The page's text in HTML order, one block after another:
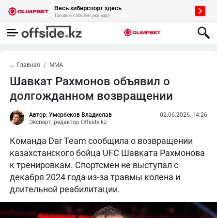
← Главная MMA
Шавкат Рахмонов объявил о
долгожданном возвращении
Автор: Умербеков Владислав
Эксперт, редактор Offside.kz
02.06.2026, 14:26
Команда Dar Team сообщила о возвращении
казахстанского бойца UFC Шавката Рахмонова
к тренировкам. Спортсмен не выступал с
декабря 2024 года из-за травмы колена и
длительной реабилитации.